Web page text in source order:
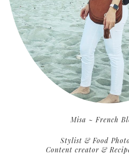
Misa ~ French
Stylist & Food
Content creator &